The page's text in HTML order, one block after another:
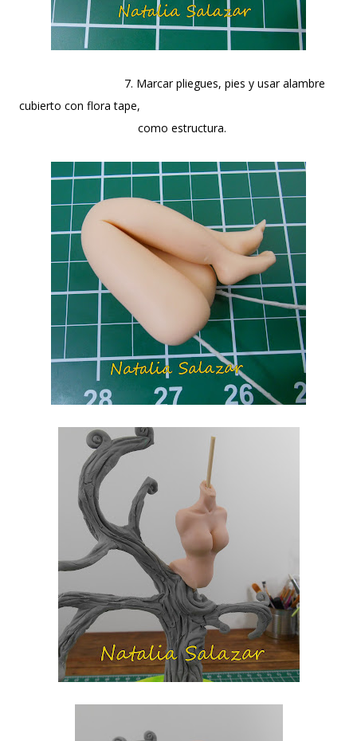
7. Marcar pliegues, pies y usar alambre
cubierto con flora tape,
como estructura.